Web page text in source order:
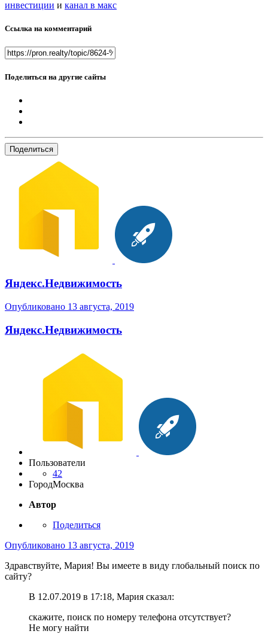
инвестиции и канал в макс
Ссылка на комментарий
Поделиться на другие сайты
Поделиться
Яндекс.Недвижимость
Опубликовано 13 августа, 2019
Яндекс.Недвижимость
Пользователи
42
ГородМосква
Автор
Поделиться
Опубликовано 13 августа, 2019
Здравствуйте, Мария! Вы имеете в виду глобальный поиск по
сайту?
В 12.07.2019 в 17:18, Мария сказал:
скажите, поиск по номеру телефона отсутствует?
Не могу найти